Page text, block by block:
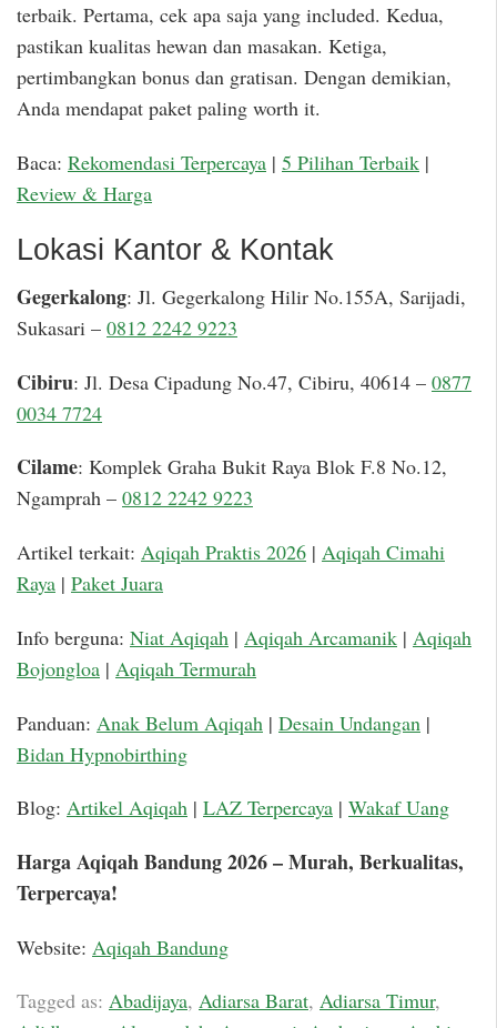
terbaik. Pertama, cek apa saja yang included. Kedua,
pastikan kualitas hewan dan masakan. Ketiga,
pertimbangkan bonus dan gratisan. Dengan demikian,
Anda mendapat paket paling worth it.
Baca: Rekomendasi Terpercaya | 5 Pilihan Terbaik |
Review & Harga
Lokasi Kantor & Kontak
Gegerkalong: Jl. Gegerkalong Hilir No.155A, Sarijadi,
Sukasari – 0812 2242 9223
Cibiru: Jl. Desa Cipadung No.47, Cibiru, 40614 – 0877
0034 7724
Cilame: Komplek Graha Bukit Raya Blok F.8 No.12,
Ngamprah – 0812 2242 9223
Artikel terkait: Aqiqah Praktis 2026 | Aqiqah Cimahi
Raya | Paket Juara
Info berguna: Niat Aqiqah | Aqiqah Arcamanik | Aqiqah
Bojongloa | Aqiqah Termurah
Panduan: Anak Belum Aqiqah | Desain Undangan |
Bidan Hypnobirthing
Blog: Artikel Aqiqah | LAZ Terpercaya | Wakaf Uang
Harga Aqiqah Bandung 2026 – Murah, Berkualitas,
Terpercaya!
Website: Aqiqah Bandung
Tagged as: Abadijaya, Adiarsa Barat, Adiarsa Timur,